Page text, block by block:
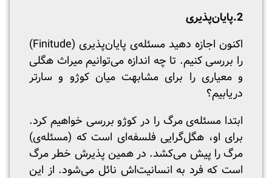
2.پایان‌پذیری
اکنون اجازه دهید مسئله‌‌‍‌ی پایان‌پذیری (Finitude)
را بررسی کنیم. تا چه اندازه می‌توانیم میراث هگلی
و معیاری را برای مشابهت میان کوژو و سارتر
دریابیم؟
ابتدا مسئله‌ی مرگ را در کوژو بررسی خواهیم کرد.
برای او، هگل‌گرایی فلسفه‌ای است که (مسئله‌ی)
مرگ را پیش می‌کشد. در همین پذیرش خطر مرگ
است که فرد به انسانیت‌اش نائل می‌شود. از این